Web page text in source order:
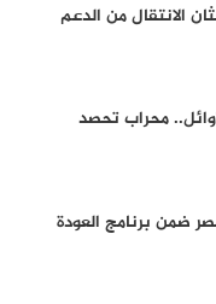
الانتقال من الدعم
محراب تحصد
من مصر ضمن برنامج العودة